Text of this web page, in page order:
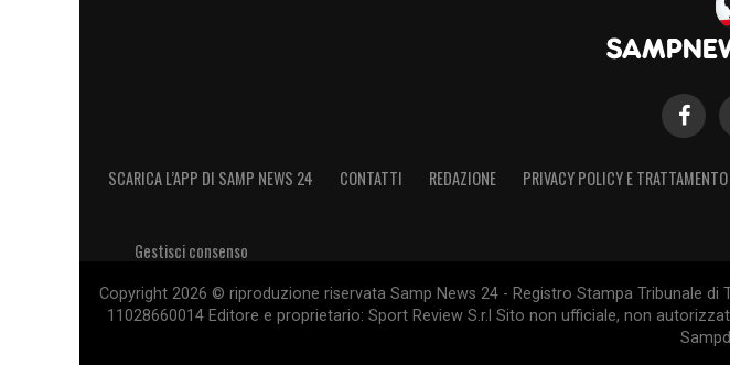
SCARICA L’APP DI SAMP NEWS 24 CONTATTI REDAZIONE PRIVACY POLICY E
Gestisci consenso
Copyright 2026 © riproduzione riservata Samp News 24 - Registro Stampa Tribunale
11028660014 Editore e proprietario: Sport Review S.r.l Sito non ufficiale, non